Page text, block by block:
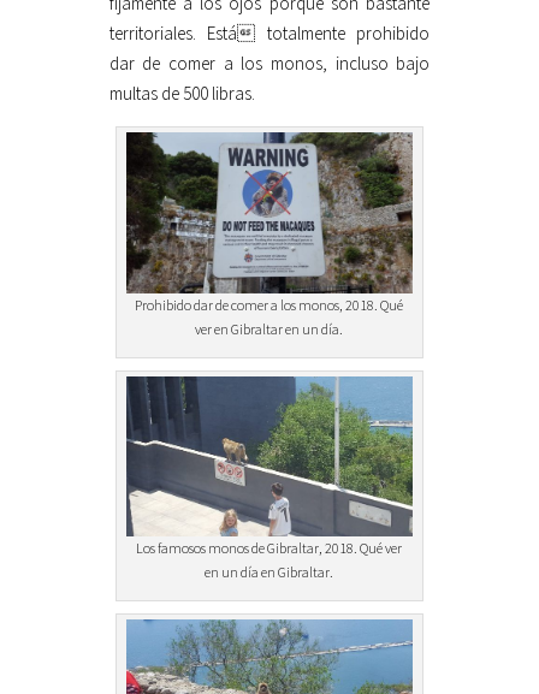
territoriales. Está totalmente prohibido
dar de comer a los monos, incluso bajo
multas de 500 libras.
Prohibido dar de comer a los monos, 2018. Qué
ver en Gibraltar en un día.
Los famosos monos de Gibraltar, 2018. Qué ver
en un día en Gibraltar.